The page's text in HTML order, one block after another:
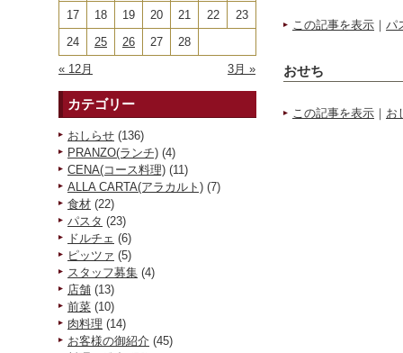
« 12月 3月 »
17
18 19 20 21 22
23
24
25 26 27 28
カテゴリー
おしらせ (136)
PRANZO(ランチ) (4)
CENA(コース料理) (11)
ALLA CARTA(アラカルト) (7)
食材 (22)
パスタ (23)
ドルチェ (6)
ピッツァ (5)
スタッフ募集 (4)
店舗 (13)
前菜 (10)
肉料理 (14)
お客様の御紹介 (45)
この記事を表示 ｜ パ
おせち
この記事を表示 ｜ お